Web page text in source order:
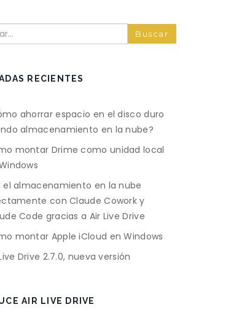
RECIENTES
ahorrar espacio en el disco duro
almacenamiento en la nube?
montar Drime como unidad local
el almacenamiento en la nube
con Claude Cowork y
Code gracias a Air Live Drive
montar Apple iCloud en Windows
Drive 2.7.0, nueva versión
AIR LIVE DRIVE